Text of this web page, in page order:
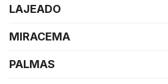
LAJEADO
MIRACEMA
PALMAS